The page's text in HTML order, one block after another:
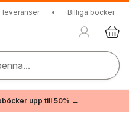
leveranser • Billiga böcker
upp till 50% →